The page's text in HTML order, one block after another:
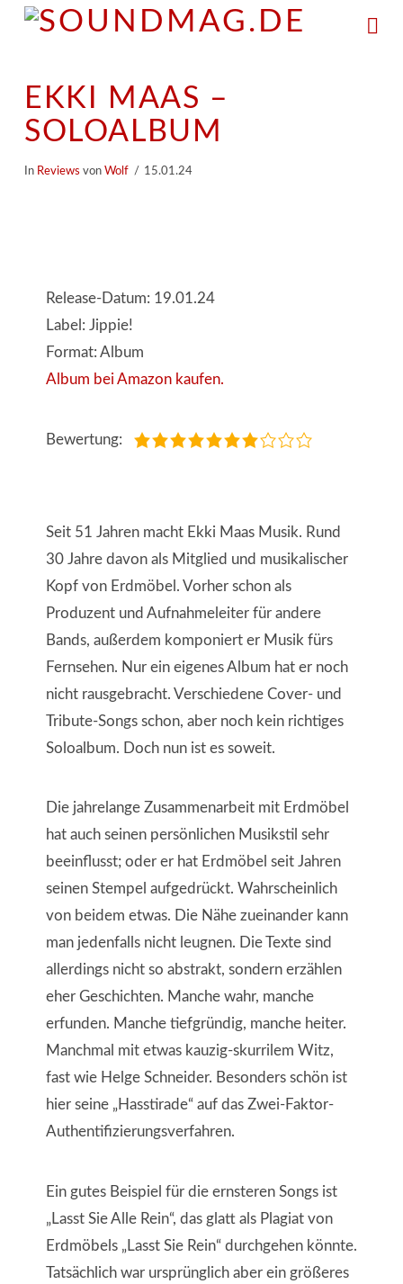
EKKI MAAS –
SOLOALBUM
In Reviews von Wolf 15.01.24
Release-Datum: 19.01.24
Label: Jippie!
Format: Album
Album bei Amazon kaufen.
Bewertung:
Seit 51 Jahren macht Ekki Maas Musik. Rund
30 Jahre davon als Mitglied und musikalischer
Kopf von Erdmöbel. Vorher schon als
Produzent und Aufnahmeleiter für andere
Bands, außerdem komponiert er Musik fürs
Fernsehen. Nur ein eigenes Album hat er noch
nicht rausgebracht. Verschiedene Cover- und
Tribute-Songs schon, aber noch kein richtiges
Soloalbum. Doch nun ist es soweit.
Die jahrelange Zusammenarbeit mit Erdmöbel
hat auch seinen persönlichen Musikstil sehr
beeinflusst; oder er hat Erdmöbel seit Jahren
seinen Stempel aufgedrückt. Wahrscheinlich
von beidem etwas. Die Nähe zueinander kann
man jedenfalls nicht leugnen. Die Texte sind
allerdings nicht so abstrakt, sondern erzählen
eher Geschichten. Manche wahr, manche
erfunden. Manche tiefgründig, manche heiter.
Manchmal mit etwas kauzig-skurrilem Witz,
fast wie Helge Schneider. Besonders schön ist
hier seine „Hasstirade“ auf das Zwei-Faktor-
Authentifizierungsverfahren.
Ein gutes Beispiel für die ernsteren Songs ist
„Lasst Sie Alle Rein“, das glatt als Plagiat von
Erdmöbels „Lasst Sie Rein“ durchgehen könnte.
Tatsächlich war ursprünglich aber ein größeres